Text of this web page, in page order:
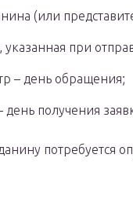
(или
указанная при
– день обращения;
получения
потребуется